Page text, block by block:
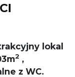
lokal
2 ,
z WC.